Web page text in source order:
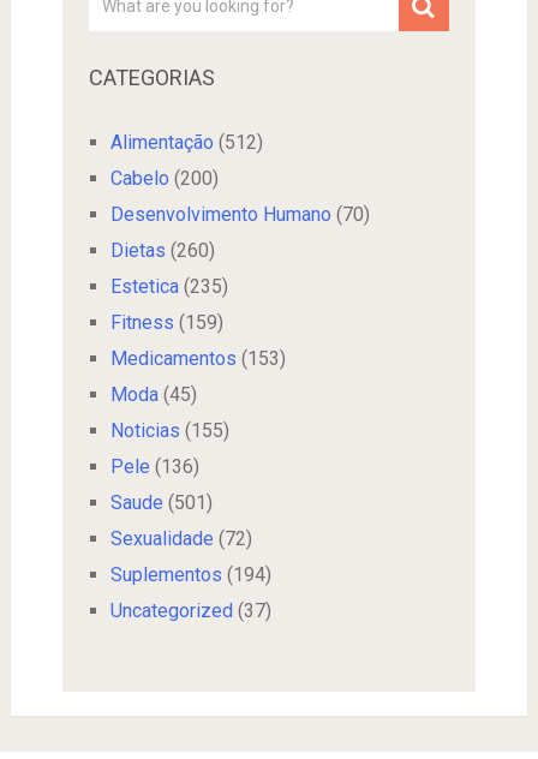
CATEGORIAS
Alimentação (512)
Cabelo (200)
Desenvolvimento Humano (70)
Dietas (260)
Estetica(235)
Fitness (159)
Medicamentos (153)
Moda(45)
Noticias (155)
Pele (136)
Saude (501)
Sexualidade (72)
Suplementos (194)
Uncategorized (37)